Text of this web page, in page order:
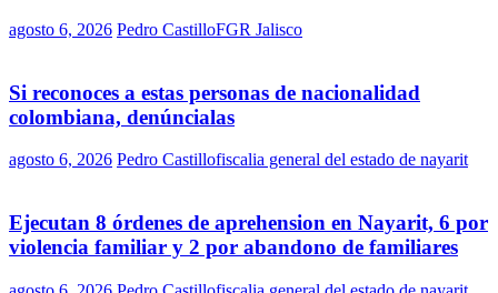
agosto 6, 2026 Pedro CastilloFGR Jalisco
Si reconoces a estas personas de nacionalidad
colombiana, denúncialas
agosto 6, 2026 Pedro Castillofiscalia general del estado de nayarit
Ejecutan 8 órdenes de aprehension en Nayarit, 6 por
violencia familiar y 2 por abandono de familiares